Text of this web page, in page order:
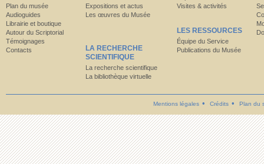
Plan du musée
Audioguides
Librairie et boutique
Autour du Scriptorial
Témoignages
Contacts
Expositions et actus
Les œuvres du Musée
LA RECHERCHE
SCIENTIFIQUE
La recherche scientifique
La bibliothèque virtuelle
Visites & activités
LES RESSOURCES
Équipe du Service
Publications du Musée
Mentions légales Crédits Plan du